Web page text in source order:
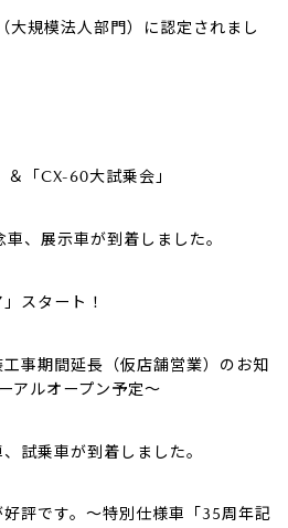
大規模法人部門）に認定されまし
＆「CX-60大試乗会」
、展示車が到着しました。
スタート！
事期間延長（仮店舗営業）のお知
アルオープン予定～
試乗車が到着しました。
評です。～特別仕様車「35周年記